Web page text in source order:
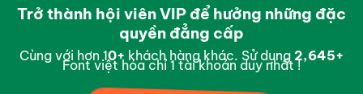
Trở thành hội viên VIP để hưởng những đặc
quyền đẳng cấp
Cùng với hơn 10+ khách hàng khác. Sử dụng 2,954+
Font việt hóa chỉ 1 tài khoản duy nhất !